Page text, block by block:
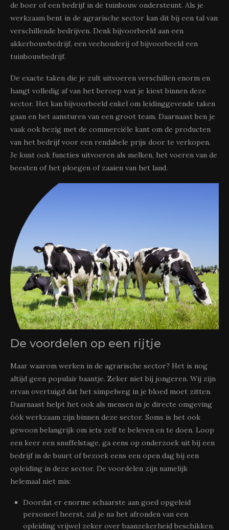
de boer of een bedrijf in de tuinbouw ondersteunt. Als je
werkzaam bent in de agrarische sector kan dit bij een tal van
verschillende bedrijven. Denk bijvoorbeeld aan een
akkerbouwbedrijf, een veehouderij of bijvoorbeeld een
tuinbouwbedrijf.
De exacte taken die je zult uitvoeren verschillen enorm en
hangt volledig af van het beroep wat je kiest binnen deze
sector. Het kan bijvoorbeeld enkel om leidinggevende taken
gaan en het aansturen van een groot team. Daarnaast ben je
vaak ook bezig met de commerciële kant om de producten
van het bedrijf voor een rendabele prijs door te verkopen.
Je kunt ook functies uitvoeren als melken, het voeren van de
beesten of het ploegen of zaaien van het land.
De voordelen op een rijtje
Maar waarom werken in de agrarische sector? Het is nog
altijd geen populair baantje. Zeker niet bij jongeren. Wij zijn
ervan overtuigd dat het simpelweg in je bloed moet zitten.
Daarnaast helpt het ook als mensen in je directe omgeving
óók werkzaam zijn binnen deze sector. Soms is het ook
gewoon belangrijk om iets zelf te beleven en te doen. Loop
een keer een snuffelstage, ga eens op onderzoek uit bij een
bedrijf in de buurt of bezoek eens een open dag bij een
opleiding in deze sector. De voordelen zijn namelijk
helemaal niet mis:
Doordat er enorme schaarste aan goed opgeleid
personeel heerst, zal je na het afronden van een
opleiding vrijwel zeker over baanzekerheid beschikken.